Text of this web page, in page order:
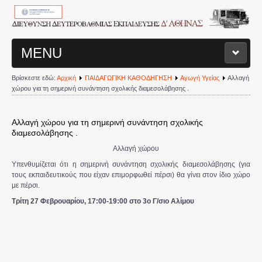
MENU
ΑΡΧΙΚΗ ΣΕΛΙΔΑ
Διευθυντής
Τμήματα Διεύθυνσης
Σχολεία
Βρίσκεστε εδώ: Αρχική ΠΑΙΔΑΓΩΓΙΚΗ ΚΑΘΟΔΗΓΗΣΗ Αγωγή Υγείας
Αλλαγή
χώρου για τη σημερινή συνάντηση σχολικής διαμεσολάβησης .
Αλλαγή χώρου για τη σημερινή συνάντηση σχολικής
διαμεσολάβησης .
Αλλαγή χώρου
Υπενθυμίζεται ότι η σημερινή συνάντηση σχολικής διαμεσολάβησης (για
τους εκπαιδευτικούς που είχαν επιμορφωθεί πέρσι) θα γίνει στον ίδιο χώρο
με πέρσι.
Τρίτη 27 Φεβρουαρίου, 17:00-19:00 στο 3ο Γ/σιο Αλίμου